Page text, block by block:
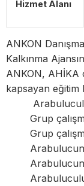
Hizmet Alanı
ANKON
Kalkınma
ANKON, AHİKA
kapsayan eğitim
Grup
Grup